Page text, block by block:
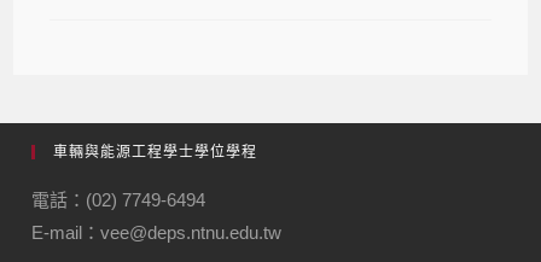
車輛與能源工程學士學位學程
電話：(02) 7749-6494
E-mail：vee@deps.ntnu.edu.tw